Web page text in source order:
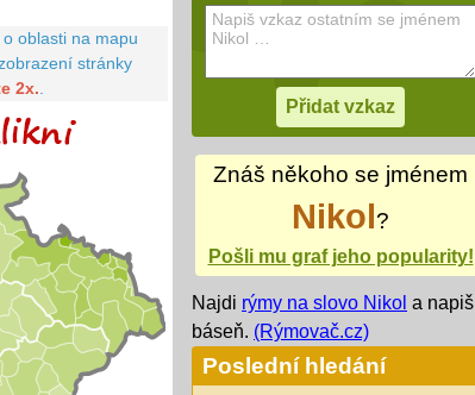
oblasti na mapu
stránky
2x.
Znáš někoho se jménem
Nikol ?
Pošli mu graf jeho popularity!
Najdi rýmy na slovo Nikol a napiš
báseň. (Rýmovač.cz)
Poslední hledání